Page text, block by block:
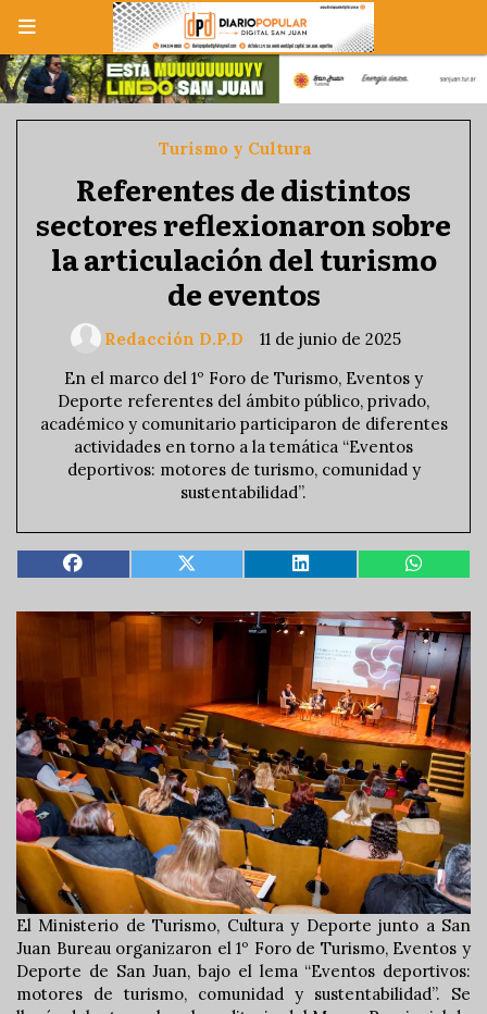
Referentes de distintos
sectores reflexionaron sobre
la articulación del turismo
de eventos
En el marco del 1º Foro de Turismo, Eventos y
Deporte referentes del ámbito público, privado,
académico y comunitario participaron de diferentes
actividades en torno a la temática “Eventos
deportivos: motores de turismo, comunidad y
sustentabilidad”.
Turismo y Cultura
11 de junio de 2025
Redacción D.P.D
El Ministerio de Turismo, Cultura y Deporte junto a San
Juan Bureau organizaron el 1º Foro de Turismo, Eventos y
Deporte de San Juan, bajo el lema “Eventos deportivos:
motores de turismo, comunidad y sustentabilidad”. Se